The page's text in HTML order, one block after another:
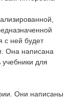
с ней будет
Она написана
для
Они написаны